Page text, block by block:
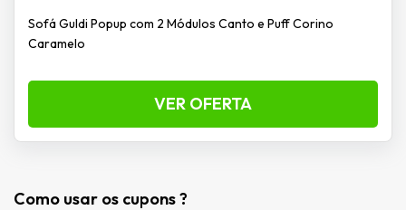
Sofá Guldi Popup com 2 Módulos Canto e Puff Corino
Caramelo
VER OFERTA
Como usar os cupons ?